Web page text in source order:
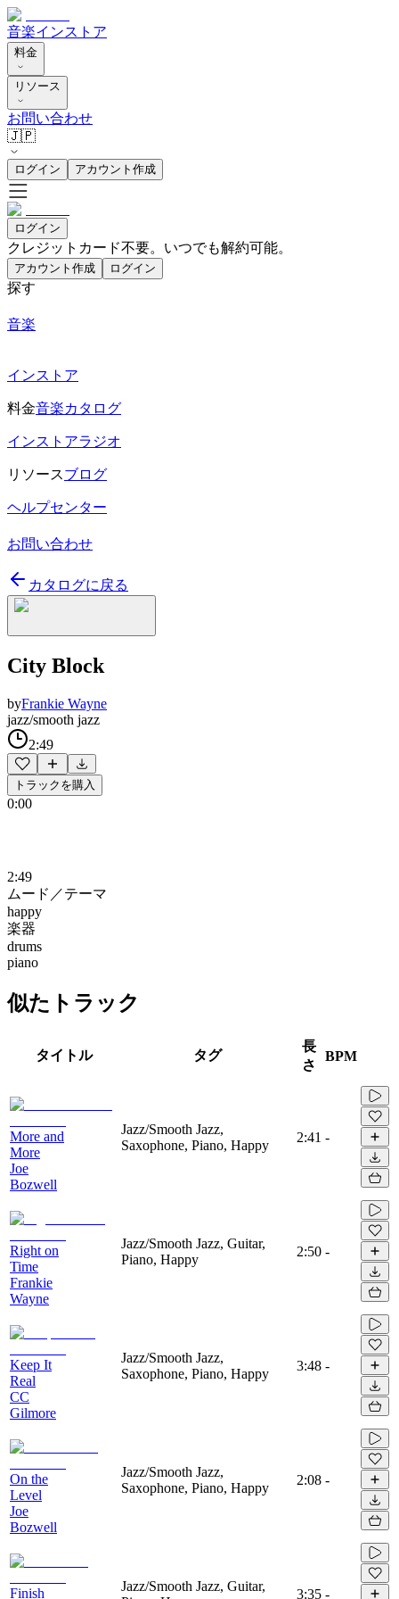
音楽インストア
料金
リソース
お問い合わせ
🇯🇵
ログイン アカウント作成
ログイン
クレジットカード不要。いつでも解約可能。
アカウント作成 ログイン
探す
音楽
インストア
料金音楽カタログ
インストアラジオ
リソースブログ
ヘルプセンター
お問い合わせ
カタログに戻る
City Block
byFrankie Wayne
jazz/smooth jazz
2:49
トラックを購入
0:00
2:49
ムード／テーマ
happy
楽器
drums
piano
似たトラック
タイトル タグ
長
さ
BPM
More and
More
Joe
Bozwell
Jazz/Smooth Jazz,
Saxophone, Piano, Happy
2:41 -
Right on
Time
Frankie
Wayne
Jazz/Smooth Jazz, Guitar,
Piano, Happy
2:50 -
Keep It
Real
CC
Gilmore
Jazz/Smooth Jazz,
Saxophone, Piano, Happy
3:48 -
On the
Level
Joe
Bozwell
Jazz/Smooth Jazz,
Saxophone, Piano, Happy
2:08 -
Finish
Jazz/Smooth Jazz, Guitar,
3:35 -